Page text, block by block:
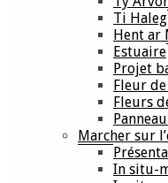
Ti Haleg
Hent ar
Estuaire
Projet
Fleur
Fleurs
Marcher sur
In situ-